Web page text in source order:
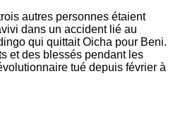
autres personnes étaient
dans un accident lié au
qui quittait Oicha pour Beni.
et des blessés pendant les
tué depuis février à